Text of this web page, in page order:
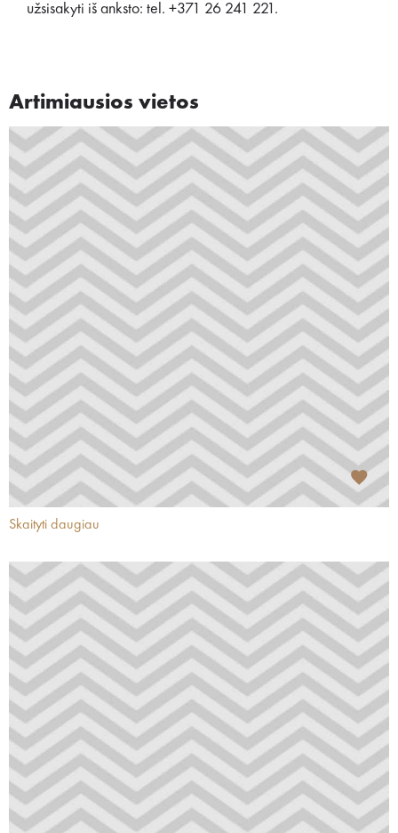
užsisakyti iš anksto: tel. +371 26 241 221.
Artimiausios vietos
Skaityti daugiau